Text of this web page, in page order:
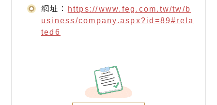
網址：
https://www.feg.com.tw/tw/b
usiness/company.aspx?id=89#rela
ted6